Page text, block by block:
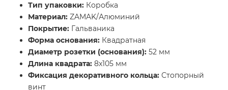
Тип упаковки: Коробка
Материал: ZAMAK/Алюминий
Покрытие: Гальваника
Форма основания: Квадратная
Диаметр розетки (основания): 52 мм
Длина квадрата: 8x105 мм
Фиксация декоративного кольца: Стопорный
винт